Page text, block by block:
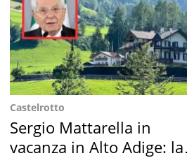
Castelrotto
Sergio Mattarella in
vacanza in Alto Adige: la